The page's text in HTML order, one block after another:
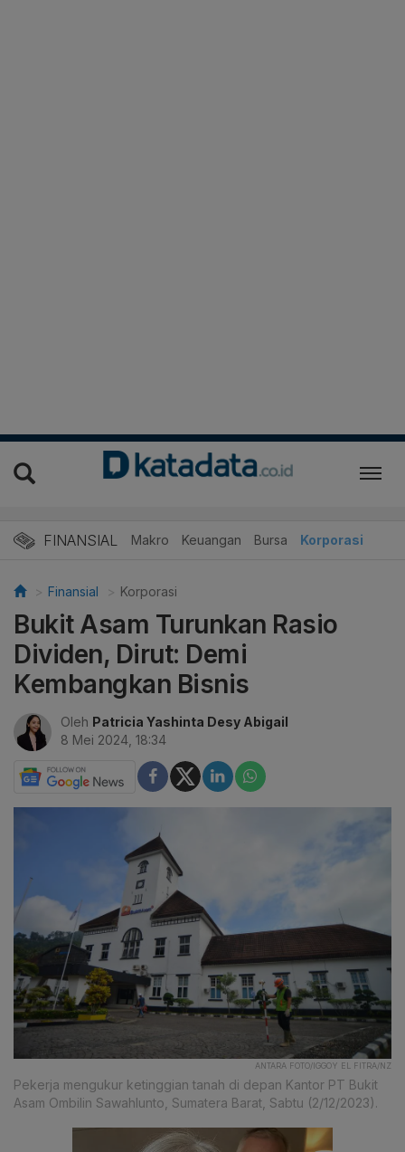
FINANSIAL Makro Keuangan Bursa Korporasi
Finansial Korporasi
Bukit Asam Turunkan Rasio
Dividen, Dirut: Demi
Kembangkan Bisnis
Oleh Patricia Yashinta Desy Abigail
8 Mei 2024, 18:34
ANTARA FOTO/IGGOY EL FITRA/NZ
Pekerja mengukur ketinggian tanah di depan Kantor PT Bukit
Asam Ombilin Sawahlunto, Sumatera Barat, Sabtu (2/12/2023).